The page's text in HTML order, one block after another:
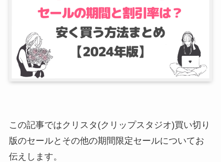
この記事ではクリスタ(クリップスタジオ)買い切り
版のセールとその他の期間限定セールについてお
伝えします。